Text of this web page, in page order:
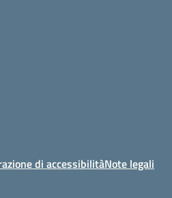
di accessibilitàNote legali